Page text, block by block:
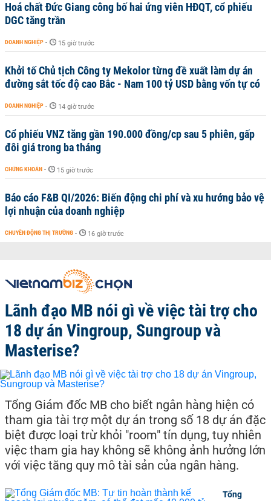
Hoá chất Đức Giang công bố hai ứng viên HĐQT, cổ phiếu
DGC tăng trần
DOANH NGHIỆP - 15 giờ trước
Khởi tố Chủ tịch Công ty Mekolor từng đề xuất làm dự án
đường sắt tốc độ cao Bắc - Nam 100 tỷ USD bằng vốn tự có
DOANH NGHIỆP - 14 giờ trước
Cổ phiếu VNZ tăng gần 190.000 đồng/cp sau 5 phiên, gấp
đôi giá trong ba tháng
CHỨNG KHOÁN - 15 giờ trước
Báo cáo F&B QI/2026: Biến động chi phí và xu hướng bảo vệ
lợi nhuận của doanh nghiệp
CHUYỂN ĐỘNG THỊ TRƯỜNG - 16 giờ trước
Lãnh đạo MB nói gì về việc tài trợ cho
18 dự án Vingroup, Sungroup và
Masterise?
Tổng Giám đốc MB cho biết ngân hàng hiện có
tham gia tài trợ một dự án trong số 18 dự án đặc
biệt được loại trừ khỏi "room" tín dụng, tuy nhiên
việc tham gia hay không sẽ không ảnh hưởng lớn
với việc tăng quy mô tài sản của ngân hàng.
Tổng